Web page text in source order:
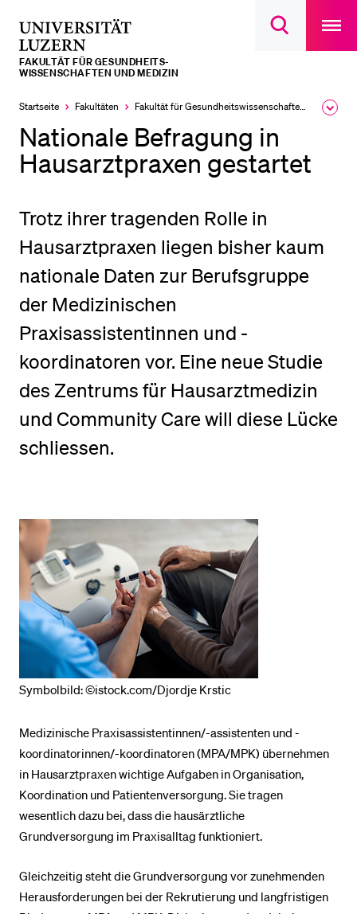
Suchdialog
main
FAKULTÄT FÜR GESUNDHEITS­­
WISSENSCHAFTEN UND MEDIZIN
Startseite Fakultäten Fakultät für Gesundheits­­wissenschaften und Medizin
Nationale Befragung in
Hausarztpraxen gestartet
Trotz ihrer tragenden Rolle in
Hausarztpraxen liegen bisher kaum
nationale Daten zur Berufsgruppe
der Medizinischen
Praxisassistentinnen und -
koordinatoren vor. Eine neue Studie
des Zentrums für Hausarztmedizin
und Community Care will diese Lücke
schliessen.
Symbolbild: ©istock.com/Djordje Krstic
Medizinische Praxisassistentinnen/-assistenten und -
koordinatorinnen/-koordinatoren (MPA/MPK) übernehmen
in Hausarztpraxen wichtige Aufgaben in Organisation,
Koordination und Patientenversorgung. Sie tragen
wesentlich dazu bei, dass die hausärztliche
Grundversorgung im Praxisalltag funktioniert.
Gleichzeitig steht die Grundversorgung vor zunehmenden
Herausforderungen bei der Rekrutierung und langfristigen
LETZTE SUCHEN
Sie haben noch keine Suche getätigt.
DIE UNI FÜR…
Schulklassen und Lehrpersonen
Studien­interessierte
Forschende
Mitarbeitende
Alumni
Stellensuchende
Förderer
Medien
BELIEBTE INHALTE
Vorlesungsverzeichnis
Bibliothek
Anmeldung und Zulassung